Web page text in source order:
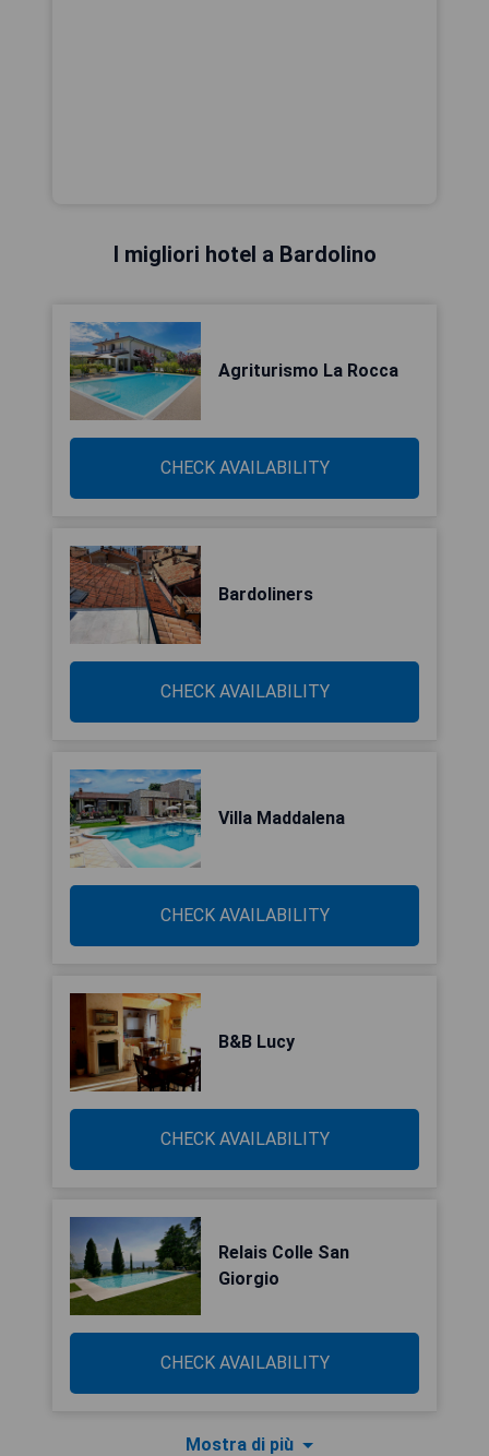
I migliori hotel a Bardolino
Agriturismo La Rocca
CHECK AVAILABILITY
Bardoliners
CHECK AVAILABILITY
Villa Maddalena
CHECK AVAILABILITY
B&B Lucy
CHECK AVAILABILITY
Relais Colle San
Giorgio
CHECK AVAILABILITY
Mostra di più